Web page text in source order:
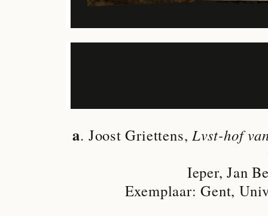
a. Joost Griettens,Lvst-hof
Ieper, Jan
Exemplaar: Gent,